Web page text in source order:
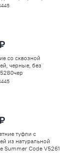
45
со сквозной
черные, без
45
туфли с
из натуральной
Summer Code V5261